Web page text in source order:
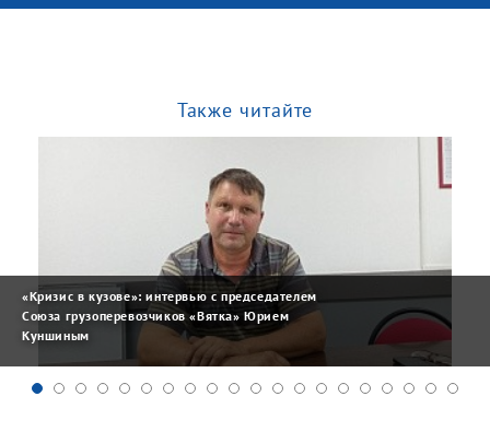
Также читайте
«Кризис в кузове»: интервью с председателем
Союза грузоперевозчиков «Вятка» Юрием
Куншиным